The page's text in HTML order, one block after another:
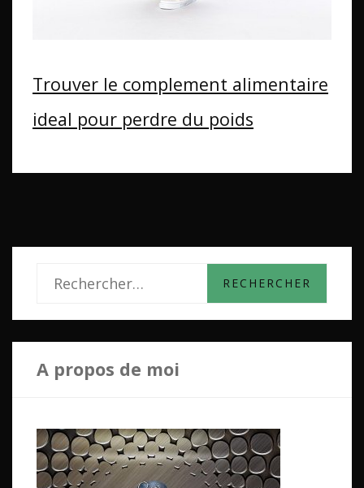
Trouver le complement alimentaire
ideal pour perdre du poids
h
c
A propos de moi